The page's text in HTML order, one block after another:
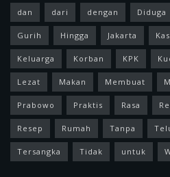
dan dari dengan Diduga
Gurih Hingga Jakarta
Keluarga Korban KPK
Lezat Makan Membuat
Prabowo Praktis Rasa
Resep Rumah Tanpa
Tersangka Tidak untuk